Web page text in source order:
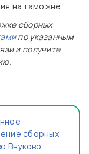
на таможне.
сборных
по указанным
и получите
сборных
Внуково